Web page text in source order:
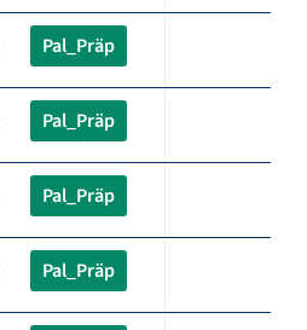
Pal_Präp
Pal_Präp
Pal_Präp
Pal_Präp